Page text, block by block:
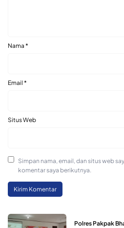
Nama *
Email *
Situs Web
Simpan nama, email, dan situs web
komentar saya berikutnya.
Polres Pakpak